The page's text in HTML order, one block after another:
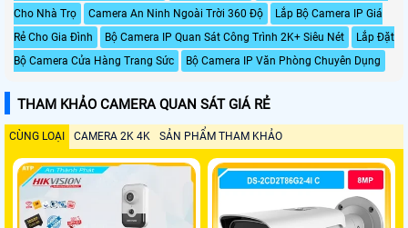
Cho Nhà Trọ
Camera An Ninh Ngoài Trời 360 Độ
Lắp Bộ Camera IP Giá
Rẻ Cho Gia Đình
Bộ Camera IP Quan Sát Công Trình 2K+ Siêu Nét
Lắp Đặt
Bộ Camera Cửa Hàng Trang Sức
Bộ Camera IP Văn Phòng Chuyên Dụng
THAM KHẢO CAMERA QUAN SÁT GIÁ RẺ
CÙNG LOẠI CAMERA 2K 4K SẢN PHẨM THAM KHẢO